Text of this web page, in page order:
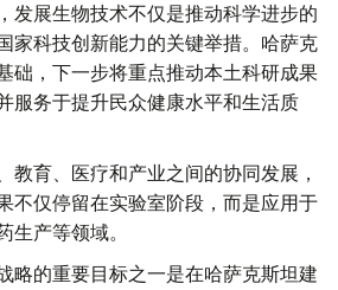
发展生物技术不仅是推动科学进步的
家科技创新能力的关键举措。哈萨克
础，下一步将重点推动本土科研成果
服务于提升民众健康水平和生活质
教育、医疗和产业之间的协同发展，
不仅停留在实验室阶段，而是应用于
生产等领域。
略的重要目标之一是在哈萨克斯坦建